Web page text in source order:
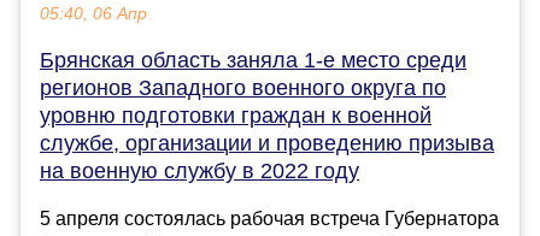
05:40, 06 Апр
Брянская область заняла 1-е место среди
регионов Западного военного округа по
уровню подготовки граждан к военной
службе, организации и проведению призыва
на военную службу в 2022 году
5 апреля состоялась рабочая встреча Губернатора